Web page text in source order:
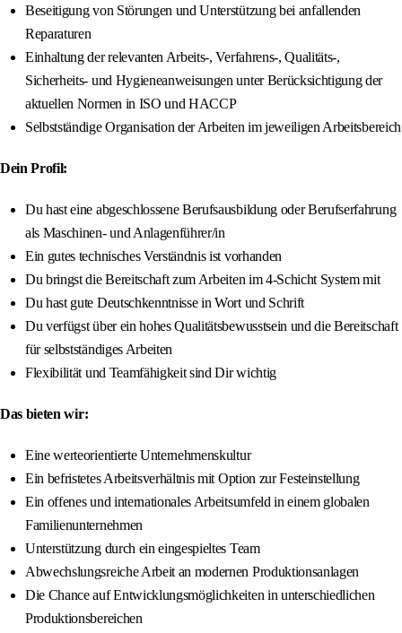
Beseitigung von Störungen und Unterstützung bei anfallenden
Reparaturen
Einhaltung der relevanten Arbeits-, Verfahrens-, Qualitäts-,
Sicherheits- und Hygieneanweisungen unter Berücksichtigung der
aktuellen Normen in ISO und HACCP
Selbstständige Organisation der Arbeiten im jeweiligen Arbeitsbereich
Dein Profil:
Du hast eine abgeschlossene Berufsausbildung oder Berufserfahrung
als Maschinen- und Anlagenführer/in
Ein gutes technisches Verständnis ist vorhanden
Du bringst die Bereitschaft zum Arbeiten im 4-Schicht System mit
Du hast gute Deutschkenntnisse in Wort und Schrift
Du verfügst über ein hohes Qualitätsbewusstsein und die Bereitschaft
für selbstständiges Arbeiten
Flexibilität und Teamfähigkeit sind Dir wichtig
Das bieten wir:
Eine werteorientierte Unternehmenskultur
Ein befristetes Arbeitsverhältnis mit Option zur Festeinstellung
Ein offenes und internationales Arbeitsumfeld in einem globalen
Familienunternehmen
Unterstützung durch ein eingespieltes Team
Abwechslungsreiche Arbeit an modernen Produktionsanlagen
Die Chance auf Entwicklungsmöglichkeiten in unterschiedlichen
Produktionsbereichen